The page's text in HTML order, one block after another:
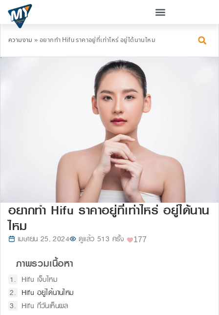
ความงาม »อยากทำ Hifu ราคาอยู่ที่เท่าไหร่ อยู่ได้นานไหม
อยากทำ Hifu ราคาอยู่ที่เท่าไหร่ อยู่ได้นาน
ไหม
เมษายน 25, 2024 ดูแล้ว 513 ครั้ง 177
ภาพรวมเนื้อหา
Hifu เจ็บไหม
Hifu อยู่ได้นานไหม
Hifu กี่วันเห็นผล